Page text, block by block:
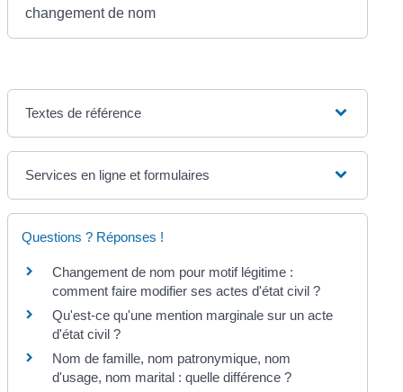
changement de nom
Textes de référence
Services en ligne et formulaires
Questions ? Réponses !
Changement de nom pour motif légitime :
comment faire modifier ses actes d'état civil ?
Qu'est-ce qu'une mention marginale sur un acte
d'état civil ?
Nom de famille, nom patronymique, nom
d'usage, nom marital : quelle différence ?